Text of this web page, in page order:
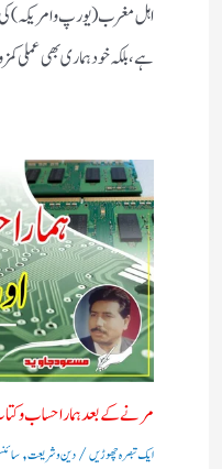
اہل مغرب (یورپ و امریکہ)کی
ہے، بلکہ خود ہماری بھی عملی
مرنے کے بعد ہمارا حساب
ایک تبصرہ چھوڑیں/دین و شریعت,